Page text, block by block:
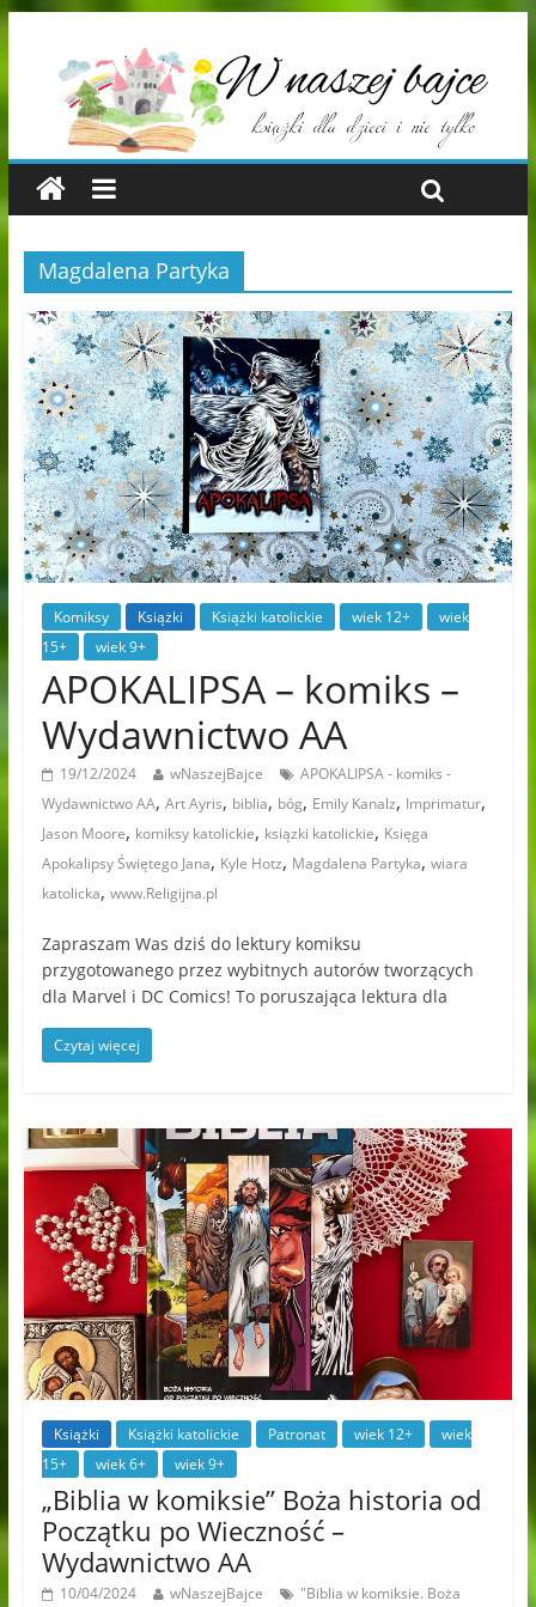
Magdalena Partyka
Komiksy Książki Książki katolickie wiek 12+
wiek
15+
wiek 9+
APOKALIPSA – komiks –
Wydawnictwo AA
19/12/2024 wNaszejBajce
APOKALIPSA - komiks -
Wydawnictwo AA, Art Ayris, biblia, bóg, Emily Kanalz, Imprimatur,
Jason Moore, komiksy katolickie, ksiązki katolickie, Księga
Apokalipsy Świętego Jana, Kyle Hotz, Magdalena Partyka, wiara
katolicka, www.Religijna.pl
Zapraszam Was dziś do lektury komiksu
przygotowanego przez wybitnych autorów tworzących
dla Marvel i DC Comics! To poruszająca lektura dla
Czytaj więcej
Książki Książki katolickie Patronat wiek 12+
wiek
15+
wiek 6+ wiek 9+
„Biblia w komiksie” Boża historia od
Początku po Wieczność –
Wydawnictwo AA
10/04/2024 wNaszejBajce
"Biblia w komiksie. Boża